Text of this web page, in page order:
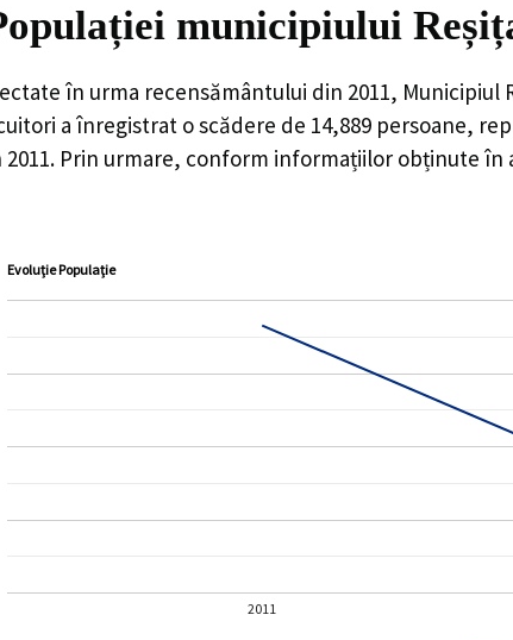
municipiului
în urma recensământului din 2011, Municipiul
a înregistrat oscădere de 14,889 persoane,
Prin urmare, conform informațiilor obținute în
Evoluție Populație
2011